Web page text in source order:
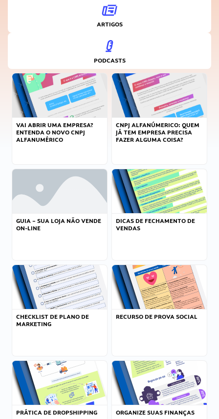
ARTIGOS
PODCASTS
VAI ABRIR UMA EMPRESA?
ENTENDA O NOVO CNPJ
ALFANUMÉRICO
CNPJ ALFANÚMERICO: QUEM
JÁ TEM EMPRESA PRECISA
FAZER ALGUMA COISA?
GUIA – SUA LOJA NÃO VENDE
ON-LINE
DICAS DE FECHAMENTO DE
VENDAS
CHECKLIST DE PLANO DE
MARKETING
RECURSO DE PROVA SOCIAL
PRÁTICA DE DROPSHIPPING ORGANIZE SUAS FINANÇAS